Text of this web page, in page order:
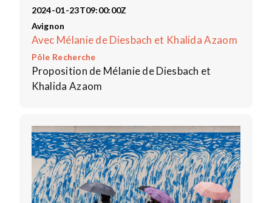
2024-01-23T09:00:00Z
Avignon
Avec Mélanie de Diesbach et Khalida Azaom
Pôle Recherche
Proposition de Mélanie de Diesbach et
Khalida Azaom